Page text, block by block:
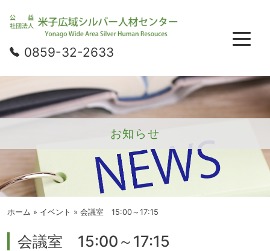
0859-32-2633
お知らせ
ホーム » イベント » 会議室 15:00～17:15
会議室 15:00～17:15